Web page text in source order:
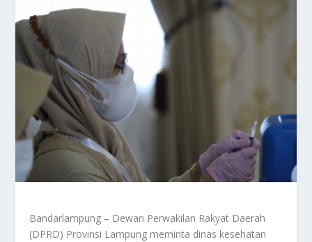
Bandarlampung – Dewan Perwakilan Rakyat Daerah
(DPRD) Provinsi Lampung meminta dinas kesehatan